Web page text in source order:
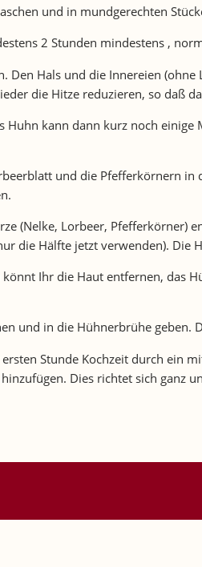
und in mundgerechten
2 Stunden mindestens ,
Den Hals und die Innereien
die Hitze reduzieren, so daß
kann dann kurz noch
und die Pfefferkörnern
(Nelke, Lorbeer, Pfefferkörner)
die Hälfte jetzt verwenden). Die
Ihr die Haut entfernen, das
und in die Hühnerbrühe
Stunde Kochzeit durch ein
Dies richtet sich ganz